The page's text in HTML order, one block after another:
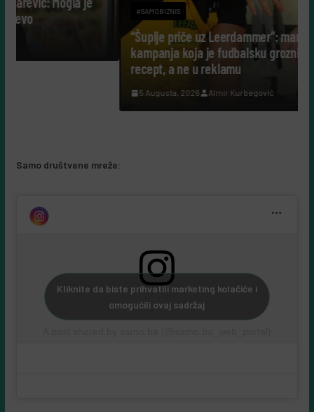
#SAMOBIZNIS
“Šuplje priče uz Leerdammer”: marketinška
kampanja koja je fudbalsku groznicu pretvorila u
recept, a ne u reklamu
Almir Kurbegović
Samo društvene mreže:
Kliknite da biste prihvatili marketing kolačiće i
omogućili ovaj sadržaj